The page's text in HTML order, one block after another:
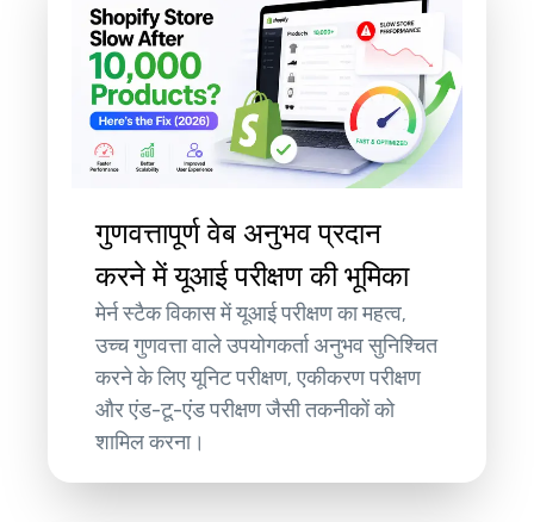
गुणवत्तापूर्ण वेब अनुभव प्रदान
करने में यूआई परीक्षण की भूमिका
मेर्न स्टैक विकास में यूआई परीक्षण का महत्व,
उच्च गुणवत्ता वाले उपयोगकर्ता अनुभव सुनिश्चित
करने के लिए यूनिट परीक्षण, एकीकरण परीक्षण
और एंड-टू-एंड परीक्षण जैसी तकनीकों को
शामिल करना।